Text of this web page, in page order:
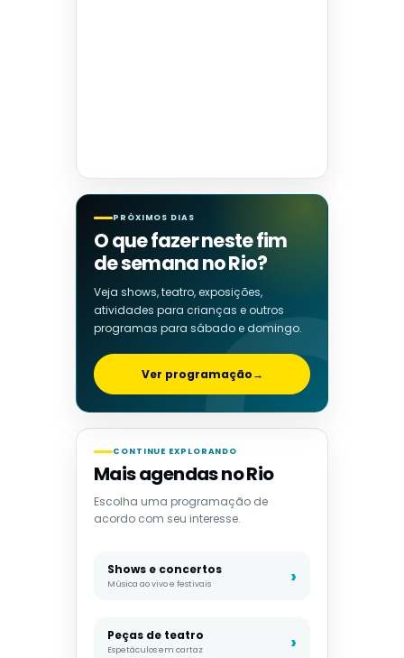
PRÓXIMOS DIAS
O que fazer neste fim
de semana no Rio?
Veja shows, teatro, exposições,
atividades para crianças e outros
programas para sábado e domingo.
Ver programação→
CONTINUE EXPLORANDO
Mais agendas no Rio
Escolha uma programação de
acordo com seu interesse.
Shows e concertos
Música ao vivo e festivais
Peças de teatro
Espetáculos em cartaz